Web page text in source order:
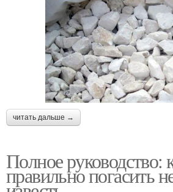
читать дальше →
Полное руководство:
правильно погасить